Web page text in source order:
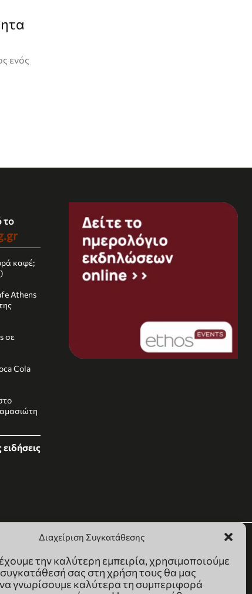
Διαχείριση Συγκατάθεσης
την καλύτερη εμπειρία, χρησιμοποιούμε
σας στη χρήση τους θα μας
να γνωρίσουμε καλύτερα τη συμπεριφορά
ενός
το
καφέ;
Athens
σε
Cola